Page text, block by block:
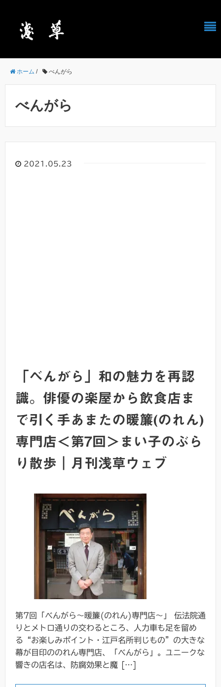
ホーム / べんがら
べんがら
2021.05.23
「べんがら」和の魅力を再認
識。俳優の楽屋から飲食店ま
で引く手あまたの暖簾(のれん)
専門店＜第7回＞まい子のぶら
り散歩｜月刊浅草ウェブ
第7回「べんがら～暖簾(のれん)専門店～」 伝法院通
りとメトロ通りの交わるところ、人力車も足を留め
る“お楽しみポイント・江戸名所判じもの”の大きな
幕が目印ののれん専門店、「べんがら」。ユニークな
響きの店名は、防腐効果と魔 […]